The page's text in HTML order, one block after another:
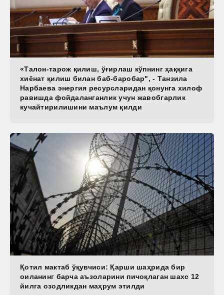
«Талон-тарож қилиш, ўғирлаш кўпнинг ҳаққига
хиёнат қилиш билан баб-баробар", - Танзила
Нарбаева энергия ресурсларидан қонунга хилоф
равишда фойдаланганлик учун жавобгарлик
кучайтирилишини маълум қилди
Қотил мактаб ўқувчиси: Қарши шаҳрида бир
оиланинг барча аъзоларини пичоқлаган шахс 12
йилга озодликдан маҳрум этилди